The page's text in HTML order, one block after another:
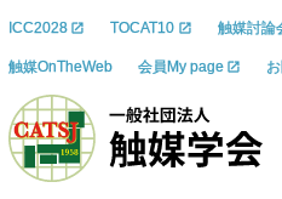
ICC2028 TOCAT10 触媒討論
触媒OnTheWeb 会員My page